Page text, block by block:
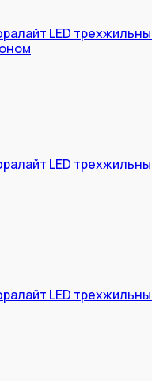
LED
LED
LED